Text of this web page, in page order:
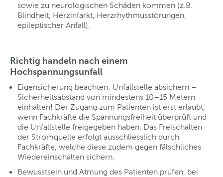
sowie zu neurologischen Schäden kommen (z.B.
Blindheit, Herzinfarkt, Herzrhythmusstörungen,
epileptischer Anfall).
Richtig handeln nach einem
Hochspannungsunfall
Eigensicherung beachten: Unfallstelle absichern –
Sicherheitsabstand von mindestens 10–15 Metern
einhalten! Der Zugang zum Patienten ist erst erlaubt,
wenn Fachkräfte die Spannungsfreiheit überprüft und
die Unfallstelle freigegeben haben. Das Freischalten
der Stromquelle erfolgt ausschliesslich durch
Fachkräfte, welche diese zudem gegen fälschliches
Wiedereinschalten sichern.
Bewusstsein und Atmung des Patienten prüfen, bei